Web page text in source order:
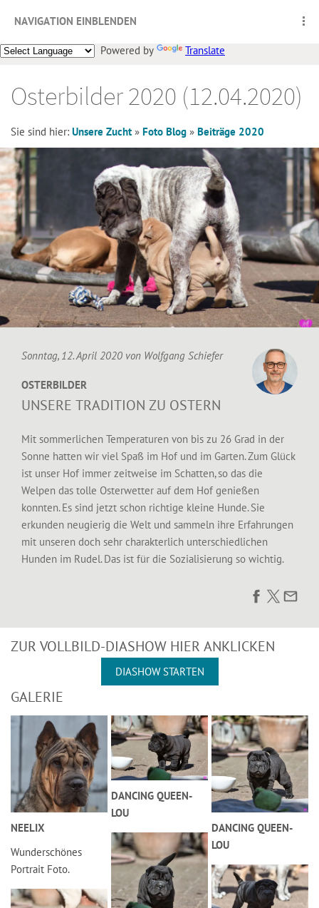
NAVIGATION EINBLENDEN
Powered by Translate
Osterbilder 2020 (12.04.2020)
Sie sind hier: Unsere Zucht » Foto Blog » Beiträge 2020
Sonntag, 12. April 2020 von Wolfgang Schiefer
OSTERBILDER
UNSERE TRADITION ZU OSTERN
Mit sommerlichen Temperaturen von bis zu 26 Grad in der
Sonne hatten wir viel Spaß im Hof und im Garten. Zum Glück
ist unser Hof immer zeitweise im Schatten, so das die
Welpen das tolle Osterwetter auf dem Hof genießen
konnten. Es sind jetzt schon richtige kleine Hunde. Sie
erkunden neugierig die Welt und sammeln ihre Erfahrungen
mit unseren doch sehr charakterlich unterschiedlichen
Hunden im Rudel. Das ist für die Sozialisierung so wichtig.
ZUR VOLLBILD-DIASHOW HIER ANKLICKEN
DIASHOW STARTEN
GALERIE
NEELIX
Wunderschönes
Portrait Foto.
DANCING QUEEN-
LOU
DANCING QUEEN-
LOU